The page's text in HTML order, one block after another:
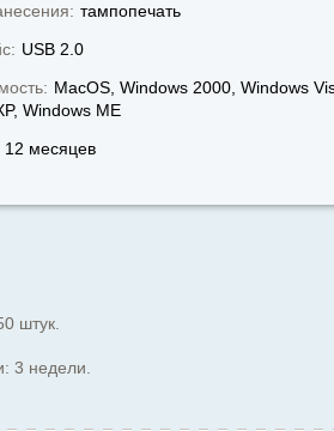
тампопечать
USB 2.0
MacOS, Windows 2000, Windows
Windows МЕ
12 месяцев
штук.
3 недели.